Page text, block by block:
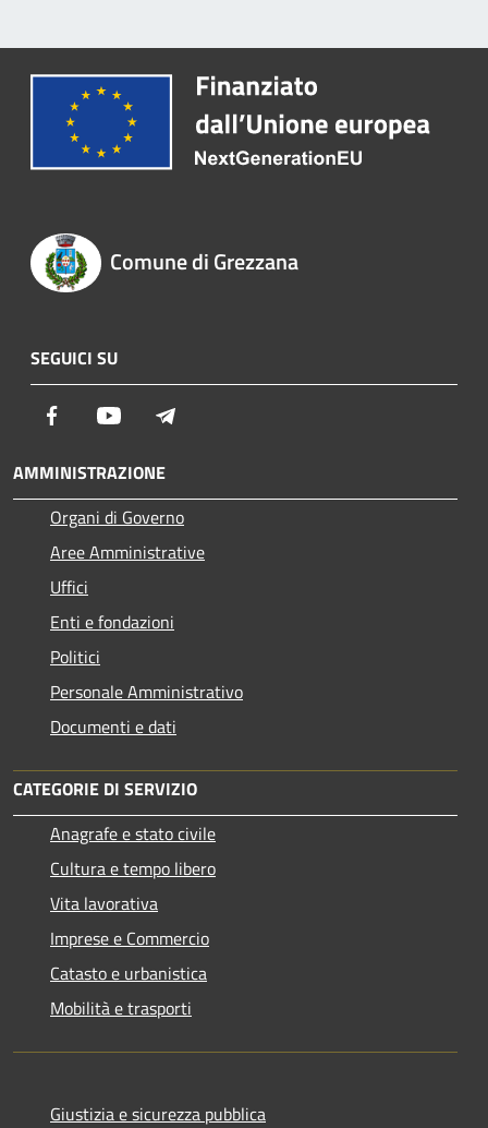
Comune di Grezzana
SEGUICI SU
Facebook Youtube
AMMINISTRAZIONE
Organi di Governo
Aree Amministrative
Uffici
Enti e fondazioni
Politici
Personale Amministrativo
Documenti e dati
CATEGORIE DI SERVIZIO
Anagrafe e stato civile
Cultura e tempo libero
Vita lavorativa
Imprese e Commercio
Catasto e urbanistica
Mobilità e trasporti
Giustizia e sicurezza pubblica